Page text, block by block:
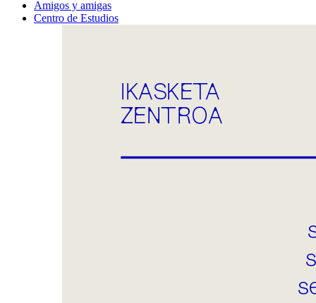
Amigos y amigas
Centro de Estudios